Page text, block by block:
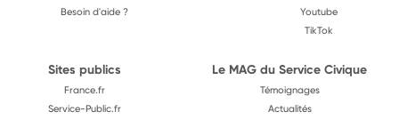
Besoin d'aide ?
Youtube
TikTok
Sites publics
France.fr
Service-Public.fr
Le MAG du Service Civique
Témoignages
Actualités